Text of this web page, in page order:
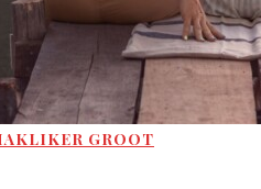
GROOT